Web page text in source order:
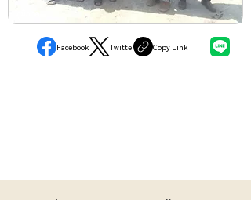
Facebook Twitter Copy Link